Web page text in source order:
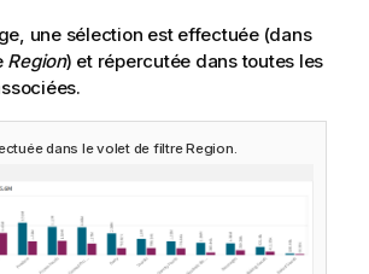
une sélection est effectuée (dans
Region) et répercutée dans toutes les
dans le volet de filtreRegion